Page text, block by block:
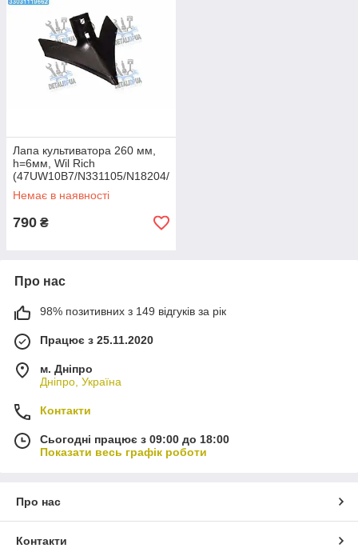
Лапа культиватора 260 мм,
h=6мм, Wil Rich
(47UW10B7/N331105/N18204/
15028-F10CA/АКПК-6)
(Велес-Агро) Л-01.527 UA1
Немає в наявності
790 ₴
Про нас
98% позитивних з 149 відгуків за рік
Працює з 25.11.2020
м. Дніпро
Дніпро, Україна
Контакти
Сьогодні працює з 09:00 до 18:00
Показати весь графік роботи
Про нас
Контакти